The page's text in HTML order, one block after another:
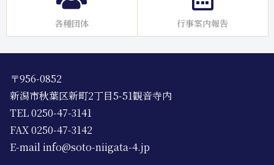
各種団体 行事案内報告
〒956-0852
新潟市秋葉区新町2丁目5-51観音寺内
TEL 0250-47-3141
FAX 0250-47-3142
E-mail info@soto-niigata-4.jp